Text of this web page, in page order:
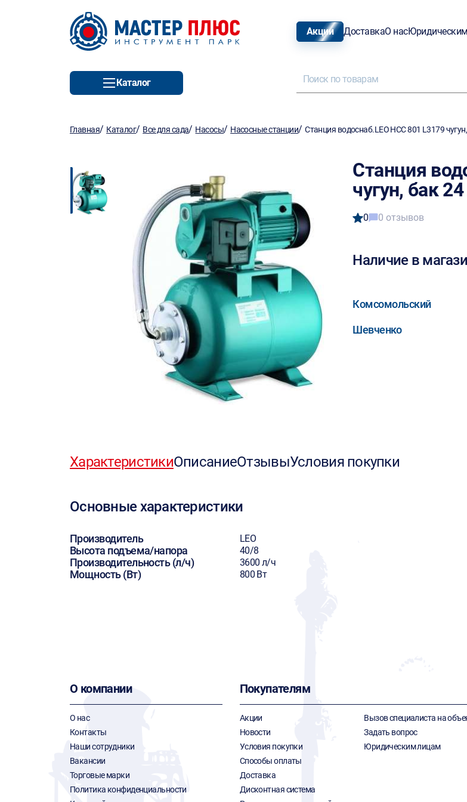
Акции ДоставкаО нас
Каталог
Главная/ Каталог/ Все для сада/ Насосы/ Насосные станции/Станция водоснаб.LEO НСС 801 L3179
Станция
чугун, бак
0 0 отзывов
Наличие в
Комсомольский
Шевченко
ХарактеристикиОписаниеОтзывыУсловия покупки
Основные характеристики
Производитель LEO
Высота подъема/напора 40/8
Производительность (л/ч) 3600 л/ч
Мощность (Вт) 800 Вт
О компании
О нас
Контакты
Наши сотрудники
Вакансии
Торговые марки
Политика конфиденциальности
Покупателям
Акции
Новости
Условия покупки
Способы оплаты
Доставка
Дисконтная система
Вызов специалиста на
Задать вопрос
Юридическим лицам